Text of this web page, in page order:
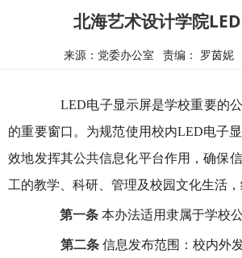
北海艺术设计学院
来源：党委办公室 责编： 罗茵妮
LED电子显示屏是学校重要的公
的重要窗口。为规范使用校内LED电子
效地发挥其公共信息化平台作用，确保
工的教学、科研、管理及校园文化生活
第一条本办法适用隶属于学校
第二条信息发布范围：校内外